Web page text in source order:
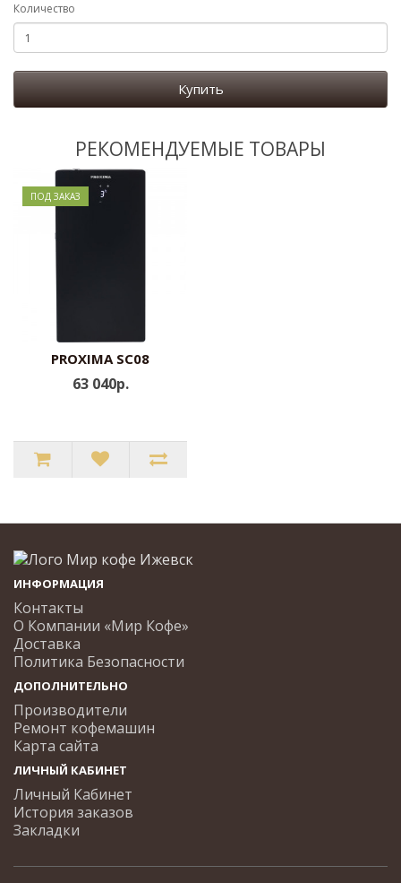
Количество
Купить
РЕКОМЕНДУЕМЫЕ ТОВАРЫ
ПОД ЗАКАЗ
PROXIMA SC08
63 040р.
ИНФОРМАЦИЯ
Контакты
О Компании «Мир Кофе»
Доставка
Политика Безопасности
ДОПОЛНИТЕЛЬНО
Производители
Ремонт кофемашин
Карта сайта
ЛИЧНЫЙ КАБИНЕТ
Личный Кабинет
История заказов
Закладки